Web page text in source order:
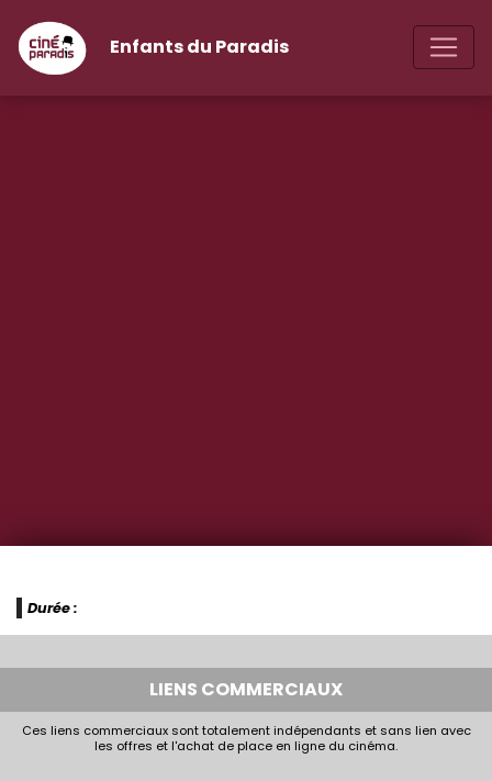
Enfants du Paradis
Durée :
LIENS COMMERCIAUX
Ces liens commerciaux sont totalement indépendants et sans lien avec
les offres et l'achat de place en ligne du cinéma.